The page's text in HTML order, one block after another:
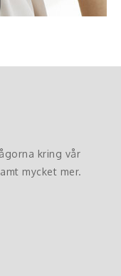
kring vår
mycket mer.